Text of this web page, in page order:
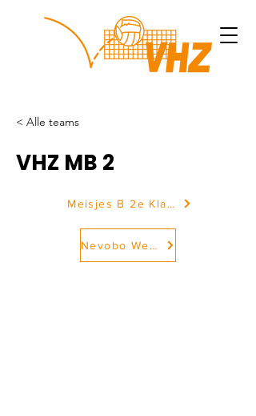
< Alle teams
VHZ MB 2
Meisjes B 2e Klasse
Nevobo Website